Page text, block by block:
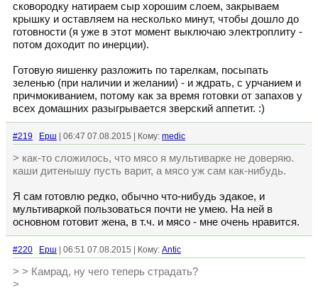
сковородку натираем сыр хорошим слоем, закрываем
крышку и оставляем на несколько минут, чтобы дошло до
готовности (я уже в этот момент выключаю электроплиту -
потом доходит по инерции).
Готовую яишенку разложить по тарелкам, посыпать
зеленью (при наличии и желании) - и ждрать, с урчанием и
причмокиванием, потому как за время готовки от запахов у
всех домашних разыгрывается зверский аппетит. :)
#219 Ерш | 06:47 07.08.2015 | Кому: medic
> как-то сложилось, что мясо я мультиварке не доверяю.
каши дитенышу пусть варит, а мясо уж сам как-нибудь.
Я сам готовлю редко, обычно что-нибудь эдакое, и
мультиваркой пользоваться почти не умею. На ней в
основном готовит жена, в т.ч. и мясо - мне очень нравится.
#220 Ерш | 06:51 07.08.2015 | Кому: Antic
> > Камрад, ну чего теперь страдать?
>